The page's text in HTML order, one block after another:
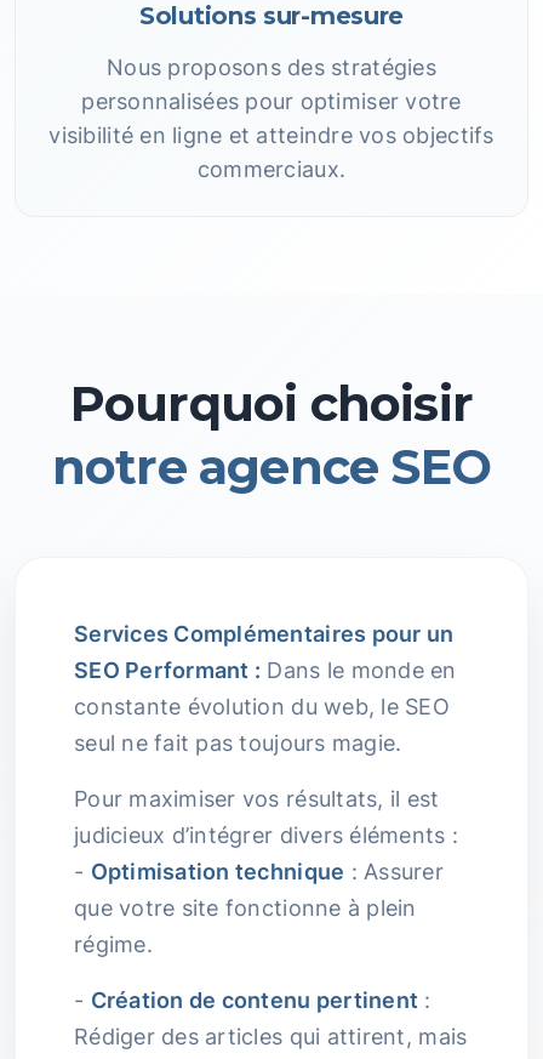
Solutions sur-mesure
Nous proposons des stratégies
personnalisées pour optimiser votre
visibilité en ligne et atteindre vos objectifs
commerciaux.
Pourquoi choisir
notre agence SEO
Services Complémentaires pour un
SEO Performant : Dans le monde en
constante évolution du web, le SEO
seul ne fait pas toujours magie.
Pour maximiser vos résultats, il est
judicieux d’intégrer divers éléments :
- Optimisation technique : Assurer
que votre site fonctionne à plein
régime.
- Création de contenu pertinent :
Rédiger des articles qui attirent, mais